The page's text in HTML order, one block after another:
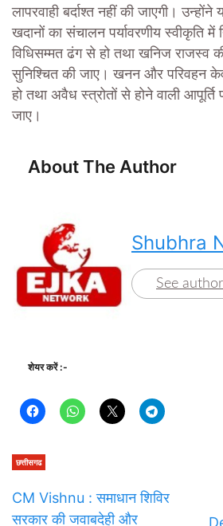
लापरवाही बर्दाश्त नहीं की जाएगी।
खदानों का संचालन पर्यावरणीय स्वीकृति में
विधिसम्मत ढंग से हो तथा खनिज राजस्व
सुनिश्चित की जाए। खनन और परिवहन
हो तथा अवैध स्त्रोतों से होने वाली आपूर्ति
जाए।
About The Author
Shubhra
See
शेयर करें :-
छत्तीसगढ
CM Vishnu : समाधान शिविर
सरकार की जवाबदेही और